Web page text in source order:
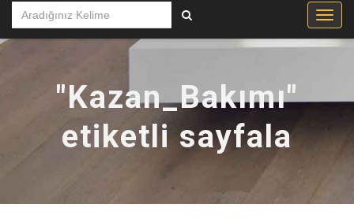
"Kazan_Bakımı"
etiketli sayfala